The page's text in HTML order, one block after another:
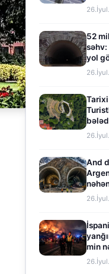
52
səhv:
yol
Tarixi
And
min